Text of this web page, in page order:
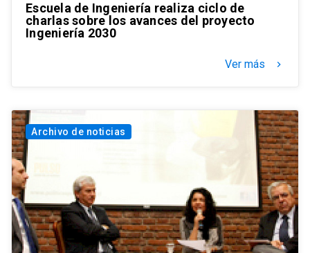
Escuela de Ingeniería realiza ciclo de
charlas sobre los avances del proyecto
Ingeniería 2030
Ver más keyboard_arrow_right
Archivo de noticias